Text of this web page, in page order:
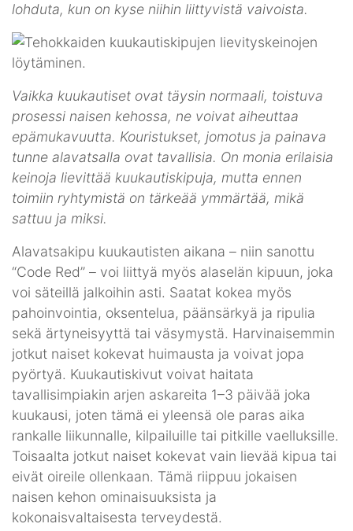
lohduta, kun on kyse niihin liittyvistä vaivoista.
Vaikka kuukautiset ovat täysin normaali, toistuva
prosessi naisen kehossa, ne voivat aiheuttaa
epämukavuutta. Kouristukset, jomotus ja painava
tunne alavatsalla ovat tavallisia. On monia erilaisia
keinoja lievittää kuukautiskipuja, mutta ennen
toimiin ryhtymistä on tärkeää ymmärtää, mikä
sattuu ja miksi.
Alavatsakipu kuukautisten aikana – niin sanottu
“Code Red” – voi liittyä myös alaselän kipuun, joka
voi säteillä jalkoihin asti. Saatat kokea myös
pahoinvointia, oksentelua, päänsärkyä ja ripulia
sekä ärtyneisyyttä tai väsymystä. Harvinaisemmin
jotkut naiset kokevat huimausta ja voivat jopa
pyörtyä. Kuukautiskivut voivat haitata
tavallisimpiakin arjen askareita 1–3 päivää joka
kuukausi, joten tämä ei yleensä ole paras aika
rankalle liikunnalle, kilpailuille tai pitkille vaelluksille.
Toisaalta jotkut naiset kokevat vain lievää kipua tai
eivät oireile ollenkaan. Tämä riippuu jokaisen
naisen kehon ominaisuuksista ja
kokonaisvaltaisesta terveydestä.